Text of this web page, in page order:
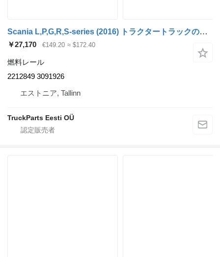
Scania L,P,G,R,S-series (2016) トラクタートラックのための2212849 3091926 燃料レール
￥27,170 €149.20 ≈ $172.40
燃料レール
2212849 3091926
エストニア, Tallinn
TruckParts Eesti OÜ